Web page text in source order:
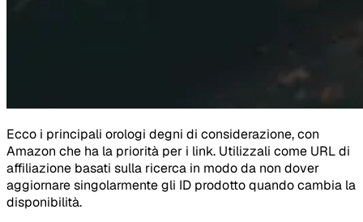
Ecco i principali orologi degni di considerazione, con
Amazon che ha la priorità per i link. Utilizzali come URL di
affiliazione basati sulla ricerca in modo da non dover
aggiornare singolarmente gli ID prodotto quando cambia la
disponibilità.